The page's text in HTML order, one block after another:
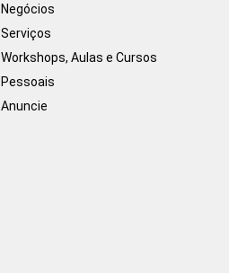
Negócios
Serviços
Workshops, Aulas e Cursos
Pessoais
Anuncie